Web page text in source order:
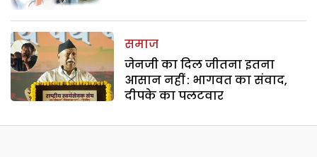
समाज
जेनजी का दिल जीतना इतना
आसान नहीं : भागवत का संवाद,
दीपके का पलटवार